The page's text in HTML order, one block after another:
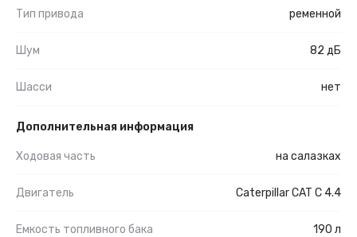
Тип привода ременной
Шум 82 дБ
Шасси нет
Дополнительная информация
Ходовая часть на салазках
Двигатель Caterpillar CAT C 4.4
Емкость топливного бака 190 л